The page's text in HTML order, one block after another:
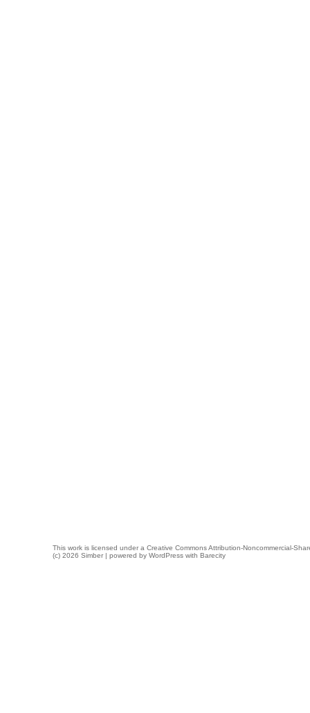
This work is licensed under a Creative Commons Attribution-Noncommercial-
(c) 2026 Simber | powered by WordPress with Barecity